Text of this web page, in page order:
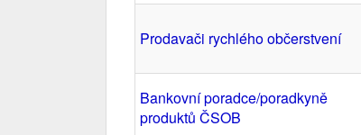
Prodavači rychlého občerstvení
Bankovní poradce/poradkyně
produktů ČSOB